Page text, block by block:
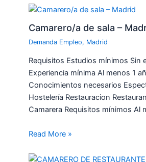
Camarero/a de sala –
Demanda Empleo, Madrid
Requisitos Estudios mínimos Sin
Experiencia mínima Al menos 1
Conocimientos necesarios
Hostelería Restauracion
Camarera Requisitos mínimos Al
Read More »